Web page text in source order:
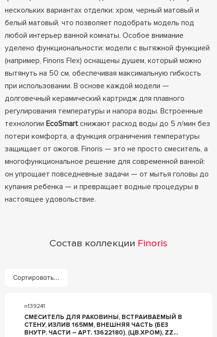
нескольких вариантах отделки: хром, черный матовый и
белый матовый, что позволяет подобрать модель под
любой интерьер ванной комнаты. Особое внимание
уделено функциональности: модели с вытяжной функцией
(например, Finoris Flex) оснащены душем, который можно
вытянуть на 50 см, обеспечивая максимальную гибкость
при использовании. В основе каждой модели —
долговечный керамический картридж для плавного
регулирования температуры и напора воды. Встроенные
технологии EcoSmartснижают расход воды до 5 л/мин без
потери комфорта, а функция ограничения температуры
защищает от ожогов. Finoris — это не просто смеситель, а
многофункциональное решение для современной ванной:
он упрощает повседневные задачи — от мытья головы до
купания ребенка — и превращает водные процедуры в
настоящее удовольствие.
Состав коллекции Finoris
Сортировать...
n139241
СМЕСИТЕЛЬ ДЛЯ РАКОВИНЫ, ВСТРАИВАЕМЫЙ В
СТЕНУ, ИЗЛИВ 165ММ, ВНЕШНЯЯ ЧАСТЬ (БЕЗ
ВНУТР. ЧАСТИ – АРТ. 13622180), (ЦВ.ХРОМ), ZZ